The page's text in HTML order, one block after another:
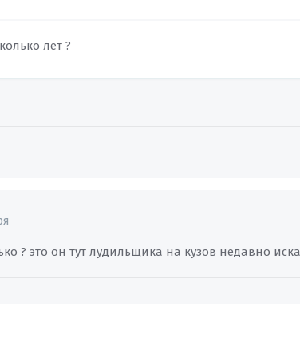
лет ?
? это он тут лудильщика на кузов недавно